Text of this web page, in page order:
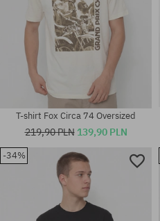
Dostępne rozmiary:
T-shirt Fox Circa 74 Oversized
219,90 PLN 139,90 PLN
-34%